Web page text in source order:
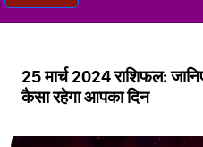
25 मार्च 2024 राशिफल:
कैसा रहेगा आपका दिन